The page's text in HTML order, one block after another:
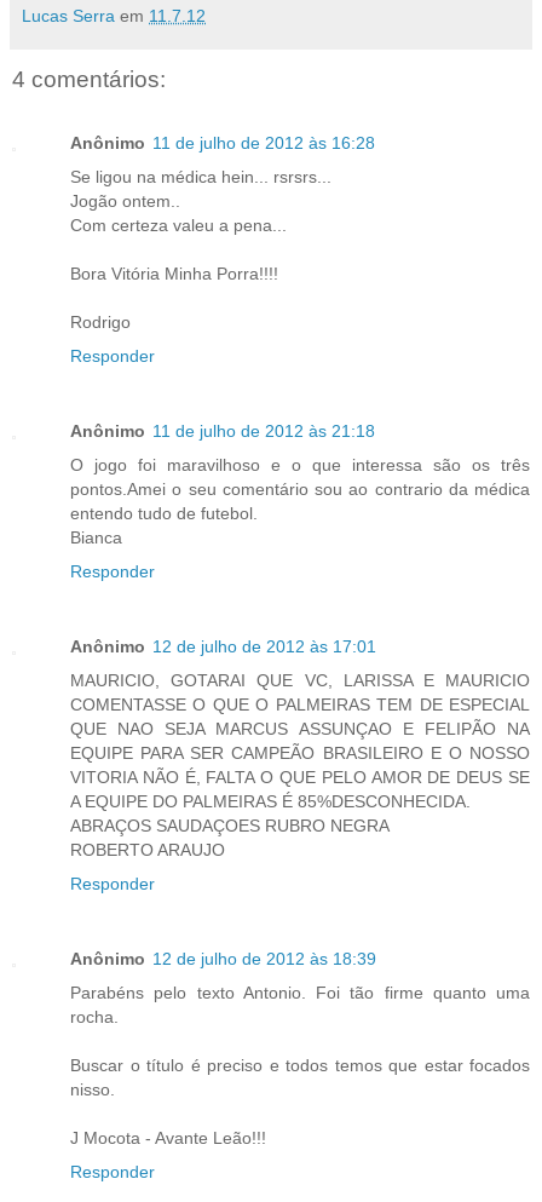
Lucas Serra em 11.7.12
4 comentários:
Anônimo 11 de julho de 2012 às 16:28
Se ligou na médica hein... rsrsrs...
Jogão ontem..
Com certeza valeu a pena...
Bora Vitória Minha Porra!!!!
Rodrigo
Responder
Anônimo 11 de julho de 2012 às 21:18
O jogo foi maravilhoso e o que interessa são os três
pontos.Amei o seu comentário sou ao contrario da médica
entendo tudo de futebol.
Bianca
Responder
Anônimo 12 de julho de 2012 às 17:01
MAURICIO, GOTARAI QUE VC, LARISSA E MAURICIO
COMENTASSE O QUE O PALMEIRAS TEM DE ESPECIAL
QUE NAO SEJA MARCUS ASSUNÇAO E FELIPÃO NA
EQUIPE PARA SER CAMPEÃO BRASILEIRO E O NOSSO
VITORIA NÃO É, FALTA O QUE PELO AMOR DE DEUS SE
A EQUIPE DO PALMEIRAS É 85%DESCONHECIDA.
ABRAÇOS SAUDAÇOES RUBRO NEGRA
ROBERTO ARAUJO
Responder
Anônimo 12 de julho de 2012 às 18:39
Parabéns pelo texto Antonio. Foi tão firme quanto uma
rocha.
Buscar o título é preciso e todos temos que estar focados
nisso.
J Mocota - Avante Leão!!!
Responder